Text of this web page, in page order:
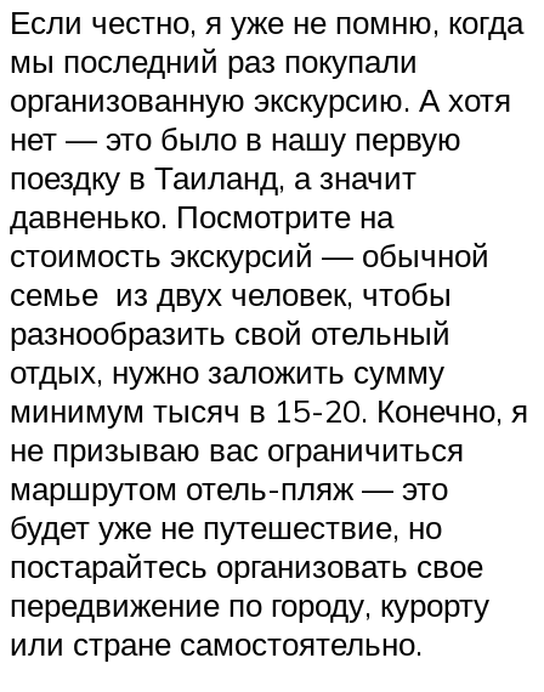
Если честно, я уже не помню, когда
мы последний раз покупали
организованную экскурсию. А хотя
нет — это было в нашу первую
поездку в Таиланд, а значит
давненько. Посмотрите на
стоимость экскурсий — обычной
семье из двух человек, чтобы
разнообразить свой отельный
отдых, нужно заложить сумму
минимум тысяч в 15-20. Конечно, я
не призываю вас ограничиться
маршрутом отель-пляж — это
будет уже не путешествие, но
постарайтесь организовать свое
передвижение по городу, курорту
или стране самостоятельно.